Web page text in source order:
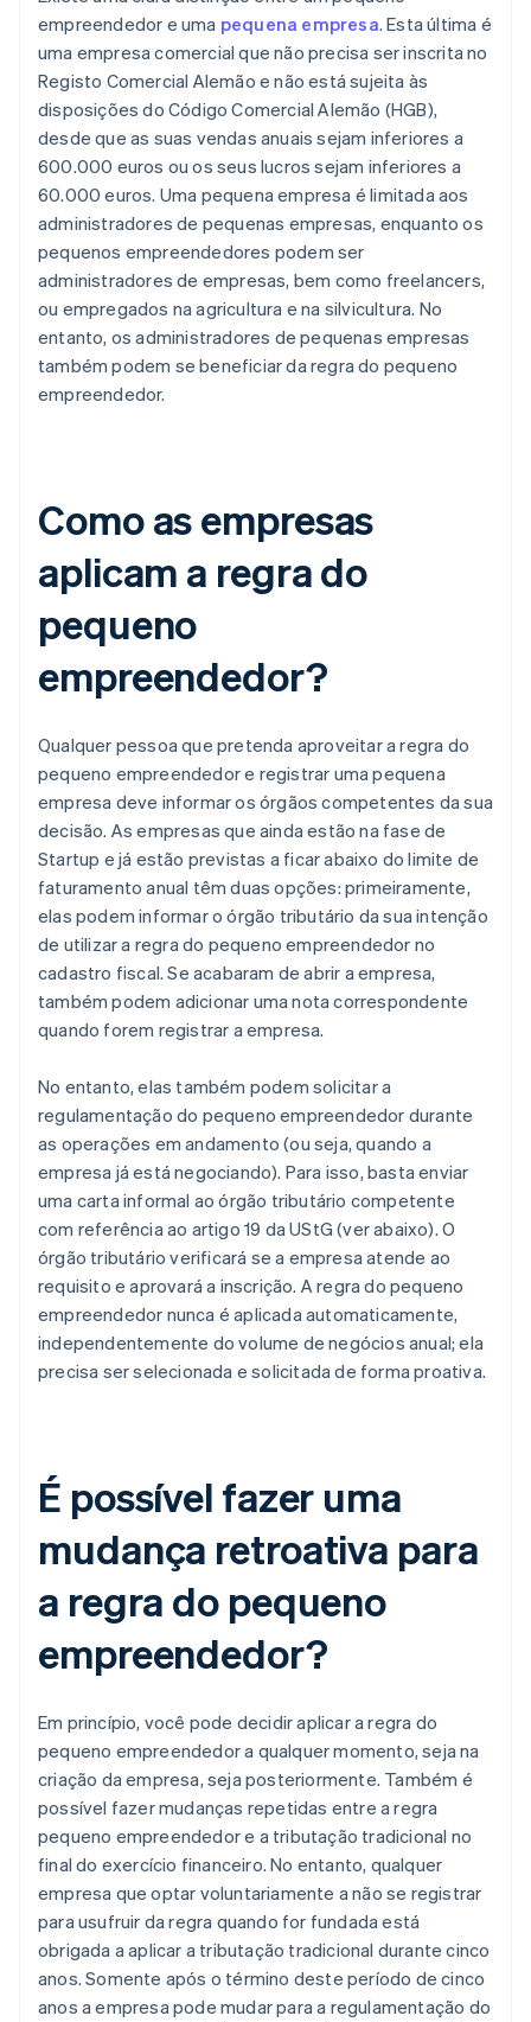
empreendedor e uma pequena empresa. Esta última é
uma empresa comercial que não precisa ser inscrita no
Registo Comercial Alemão e não está sujeita às
disposições do Código Comercial Alemão (HGB),
desde que as suas vendas anuais sejam inferiores a
600.000 euros ou os seus lucros sejam inferiores a
60.000 euros. Uma pequena empresa é limitada aos
administradores de pequenas empresas, enquanto os
pequenos empreendedores podem ser
administradores de empresas, bem como freelancers,
ou empregados na agricultura e na silvicultura. No
entanto, os administradores de pequenas empresas
também podem se beneficiar da regra do pequeno
empreendedor.
Como as empresas
aplicam a regra do
pequeno
empreendedor?
Qualquer pessoa que pretenda aproveitar a regra do
pequeno empreendedor e registrar uma pequena
empresa deve informar os órgãos competentes da sua
decisão. As empresas que ainda estão na fase de
Startup e já estão previstas a ficar abaixo do limite de
faturamento anual têm duas opções: primeiramente,
elas podem informar o órgão tributário da sua intenção
de utilizar a regra do pequeno empreendedor no
cadastro fiscal. Se acabaram de abrir a empresa,
também podem adicionar uma nota correspondente
quando forem registrar a empresa.
No entanto, elas também podem solicitar a
regulamentação do pequeno empreendedor durante
as operações em andamento (ou seja, quando a
empresa já está negociando). Para isso, basta enviar
uma carta informal ao órgão tributário competente
com referência ao artigo 19 da UStG (ver abaixo). O
órgão tributário verificará se a empresa atende ao
requisito e aprovará a inscrição. A regra do pequeno
empreendedor nunca é aplicada automaticamente,
independentemente do volume de negócios anual; ela
precisa ser selecionada e solicitada de forma proativa.
É possível fazer uma
mudança retroativa para
a regra do pequeno
empreendedor?
Em princípio, você pode decidir aplicar a regra do
pequeno empreendedor a qualquer momento, seja na
criação da empresa, seja posteriormente. Também é
possível fazer mudanças repetidas entre a regra
pequeno empreendedor e a tributação tradicional no
final do exercício financeiro. No entanto, qualquer
empresa que optar voluntariamente a não se registrar
para usufruir da regra quando for fundada está
obrigada a aplicar a tributação tradicional durante cinco
anos. Somente após o término deste período de cinco
anos a empresa pode mudar para a regulamentação do